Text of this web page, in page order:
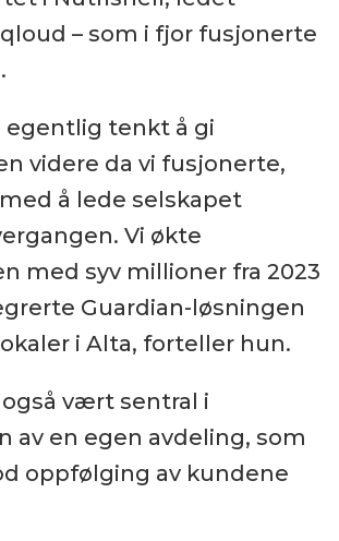
– som i fjor fusjonerte
egentlig tenkt å gi
videre da vi fusjonerte,
å lede selskapet
Vi økte
med syv millioner fra 2023
Guardian-løsningen
i Alta, forteller hun.
også vært sentral i
av en egen avdeling, som
oppfølging av kundene